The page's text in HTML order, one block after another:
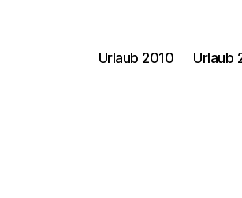
Urlaub 2010 Urlaub